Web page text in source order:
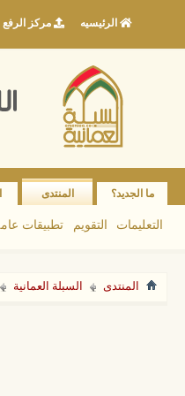
الرئيسيه مركز الرفع
ما الجديد؟ المنتدى
التعليمات التقويم تطبيقات
المنتدى السبلة العمانية